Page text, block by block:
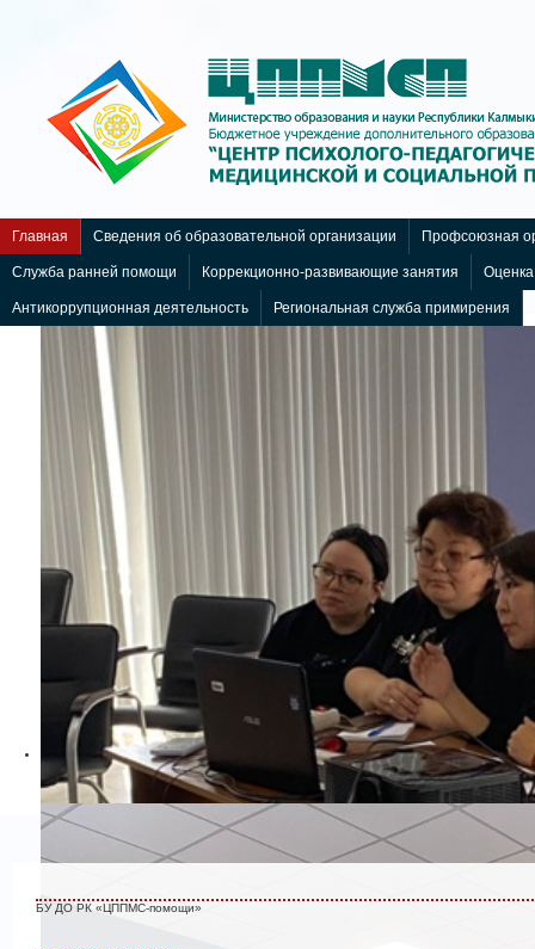
Главная Сведения об образовательной организации Профсоюзная
Служба ранней помощи Коррекционно-развивающие занятия Оценка
Антикоррупционная деятельность Региональная служба примирения
БУ ДО РК «ЦППМС-помощи»